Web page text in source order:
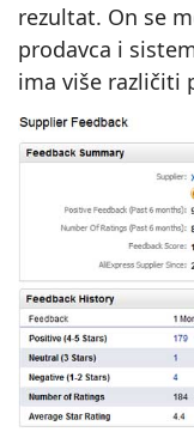
rezultat. On se
prodavca i
ima više različiti